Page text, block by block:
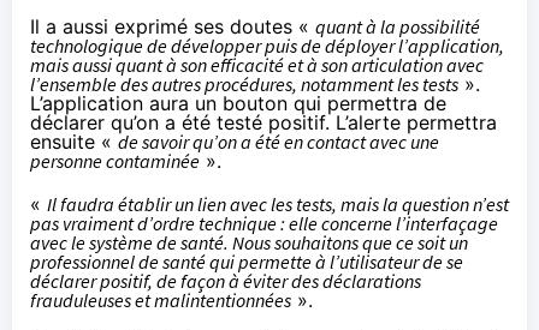
Il a aussi exprimé ses doutes « quant à la possibilité
technologique de développer puis de déployer l’application,
mais aussi quant à son efficacité et à son articulation avec
l’ensemble des autres procédures, notamment les tests ».
L’application aura un bouton qui permettra de
déclarer qu’on a été testé positif. L’alerte permettra
ensuite « de savoir qu’on a été en contact avec une
personne contaminée ».
« Il faudra établir un lien avec les tests, mais la question n’est
pas vraiment d’ordre technique : elle concerne l’interfaçage
avec le système de santé. Nous souhaitons que ce soit un
professionnel de santé qui permette à l’utilisateur de se
déclarer positif, de façon à éviter des déclarations
frauduleuses et malintentionnées ».